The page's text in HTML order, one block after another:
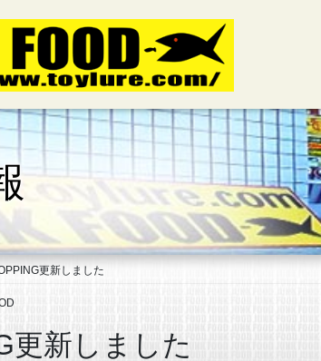
更新しました
更新しました